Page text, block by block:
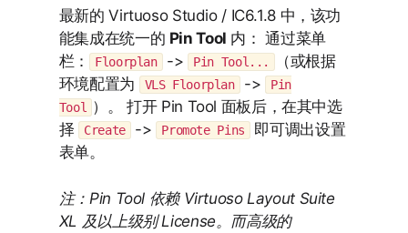
最新的 Virtuoso Studio / IC6.1.8 中，该功
能集成在统一的 Pin Tool 内： 通过菜单
栏：
Floorplan -> Pin Tool...
（或根据
环境配置为
VLS Floorplan ->
Pin
Tool
）。 打开 Pin Tool 面板后，在其中选
择
Create -> Promote Pins
即可调出设置
表单。
注：Pin Tool 依赖 Virtuoso Layout Suite
XL 及以上级别 License。而高级的